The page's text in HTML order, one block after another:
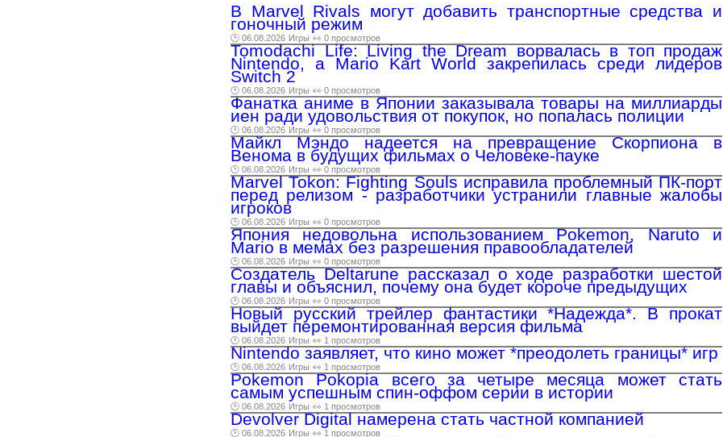
В Marvel Rivals могут добавить транспортные средства и
гоночный режим
🕑 06.08.2026 Игры 👀 0 просмотров
Tomodachi Life: Living the Dream ворвалась в топ продаж
Nintendo, а Mario Kart World закрепилась среди лидеров
Switch 2
🕑 06.08.2026 Игры 👀 0 просмотров
Фанатка аниме в Японии заказывала товары на миллиарды
иен ради удовольствия от покупок, но попалась полиции
🕑 06.08.2026 Игры 👀 0 просмотров
Майкл Мэндо надеется на превращение Скорпиона в
Венома в будущих фильмах о Человеке-пауке
🕑 06.08.2026 Игры 👀 0 просмотров
Marvel Tokon: Fighting Souls исправила проблемный ПК-порт
перед релизом - разработчики устранили главные жалобы
игроков
🕑 06.08.2026 Игры 👀 0 просмотров
Япония недовольна использованием Pokemon, Naruto и
Mario в мемах без разрешения правообладателей
🕑 06.08.2026 Игры 👀 0 просмотров
Создатель Deltarune рассказал о ходе разработки шестой
главы и объяснил, почему она будет короче предыдущих
🕑 06.08.2026 Игры 👀 0 просмотров
Новый русский трейлер фантастики *Надежда*. В прокат
выйдет перемонтированная версия фильма
🕑 06.08.2026 Игры 👀 1 просмотров
Nintendo заявляет, что кино может *преодолеть границы* игр
🕑 06.08.2026 Игры 👀 1 просмотров
Pokemon Pokopia всего за четыре месяца может стать
самым успешным спин-оффом серии в истории
🕑 06.08.2026 Игры 👀 1 просмотров
Devolver Digital намерена стать частной компанией
🕑 06.08.2026 Игры 👀 1 просмотров